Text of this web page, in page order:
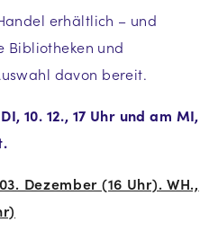
erhältlich – und
Bibliotheken und
davon bereit.
10. 12., 17 Uhr und am MI,
Dezember (16 Uhr). WH.,